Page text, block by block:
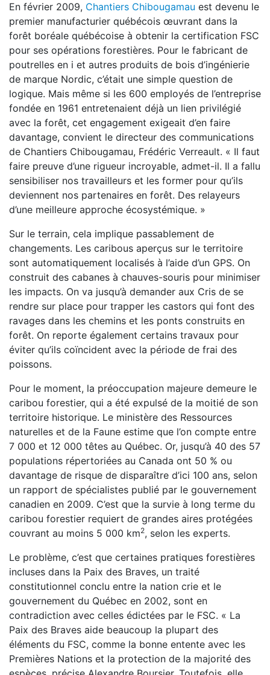
En février 2009, Chantiers Chibougamau est devenu le
premier manufacturier québécois œuvrant dans la
forêt boréale québécoise à obtenir la certification FSC
pour ses opérations forestières. Pour le fabricant de
poutrelles en i et autres produits de bois d’ingénierie
de marque Nordic, c’était une simple question de
logique. Mais même si les 600 employés de l’entreprise
fondée en 1961 entretenaient déjà un lien privilégié
avec la forêt, cet engagement exigeait d’en faire
davantage, convient le directeur des communications
de Chantiers Chibougamau, Frédéric Verreault. « Il faut
faire preuve d’une rigueur incroyable, admet-il. Il a fallu
sensibiliser nos travailleurs et les former pour qu’ils
deviennent nos partenaires en forêt. Des relayeurs
d’une meilleure approche écosystémique. »
Sur le terrain, cela implique passablement de
changements. Les caribous aperçus sur le territoire
sont automatiquement localisés à l’aide d’un GPS. On
construit des cabanes à chauves-souris pour minimiser
les impacts. On va jusqu’à demander aux Cris de se
rendre sur place pour trapper les castors qui font des
ravages dans les chemins et les ponts construits en
forêt. On reporte également certains travaux pour
éviter qu’ils coïncident avec la période de frai des
poissons.
Pour le moment, la préoccupation majeure demeure le
caribou forestier, qui a été expulsé de la moitié de son
territoire historique. Le ministère des Ressources
naturelles et de la Faune estime que l’on compte entre
7 000 et 12 000 têtes au Québec. Or, jusqu’à 40 des 57
populations répertoriées au Canada ont 50 % ou
davantage de risque de disparaître d’ici 100 ans, selon
un rapport de spécialistes publié par le gouvernement
canadien en 2009. C’est que la survie à long terme du
caribou forestier requiert de grandes aires protégées
couvrant au moins 5 000 km2, selon les experts.
Le problème, c’est que certaines pratiques forestières
incluses dans la Paix des Braves, un traité
constitutionnel conclu entre la nation crie et le
gouvernement du Québec en 2002, sont en
contradiction avec celles édictées par le FSC. « La
Paix des Braves aide beaucoup la plupart des
éléments du FSC, comme la bonne entente avec les
Premières Nations et la protection de la majorité des